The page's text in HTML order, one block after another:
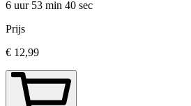
6 uur 53 min 40 sec
Prijs
€ 12,99